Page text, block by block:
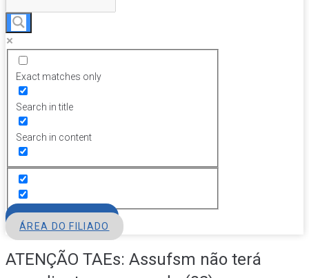
Exact matches only
Search in title
Search in content
ÁREA DO FILIADO
ATENÇÃO TAEs: Assufsm não terá